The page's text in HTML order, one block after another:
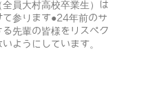
員大村高校卒業生）は
参ります●24年前のサ
先輩の皆様をリスペク
ようにしています。